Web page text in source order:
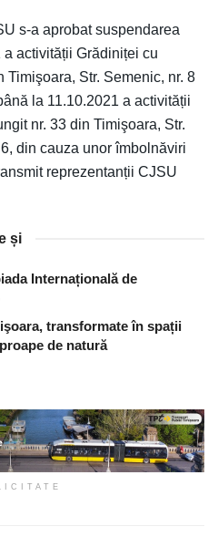
s-a aprobat suspendarea
activității Grădiniței cu
Timişoara, Str. Semenic, nr. 8
la 11.10.2021 a activității
nr. 33 din Timişoara, Str.
din cauza unor îmbolnăviri
reprezentanții CJSU
și
Internațională de
transformate în spații
de natură